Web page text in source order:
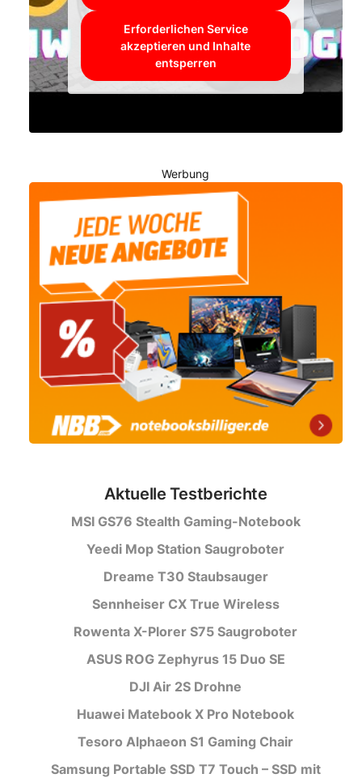
Erforderlichen Service
akzeptieren und Inhalte
entsperren
Werbung
Aktuelle Testberichte
MSI GS76 Stealth Gaming-Notebook
Yeedi Mop Station Saugroboter
Dreame T30 Staubsauger
Sennheiser CX True Wireless
Rowenta X-Plorer S75 Saugroboter
ASUS ROG Zephyrus 15 Duo SE
DJI Air 2S Drohne
Huawei Matebook X Pro Notebook
Tesoro Alphaeon S1 Gaming Chair
Samsung Portable SSD T7 Touch – SSD mit